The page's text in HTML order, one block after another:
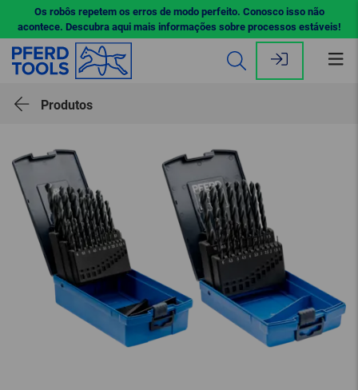
Os robôs repetem os erros de modo perfeito. Conosco isso não
acontece. Descubra aqui mais informações sobre processos estáveis!
Produtos